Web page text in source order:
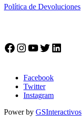
Política de Devoluciones
Facebook
Twitter
Instagram
Power by GSInteractivos